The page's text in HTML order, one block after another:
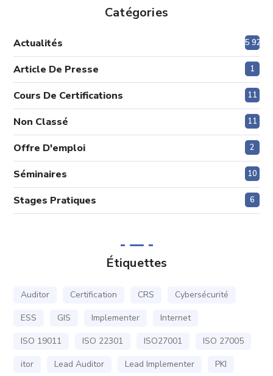
Catégories
Actualités 5 920
Article De Presse 1
Cours De Certifications 11
Non Classé 11
Offre D'emploi 2
Séminaires 10
Stages Pratiques 6
Étiquettes
Auditor Certification CRS
Cybersécurité
ESS
GIS Implementer
Internet
ISO 19011
ISO 22301 ISO27001
ISO 27005
itor
Lead Auditor Lead Implementer
PKI